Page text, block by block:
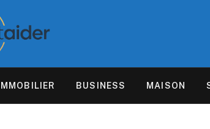
IMMOBILIER BUSINESS MAISON